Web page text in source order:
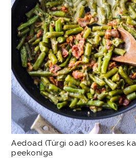
Aedoad (Türgi oad) kooreses
peekoniga